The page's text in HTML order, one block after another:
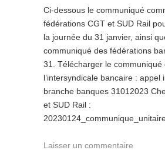
Ci-dessous le communiqué
fédérations CGT et SUD Rail
la journée du 31 janvier, ainsi
communiqué des fédérations
31. Télécharger le communiqué
l’intersyndicale bancaire : appel
branche banques 31012023
et SUD Rail :
Laisser un commentaire